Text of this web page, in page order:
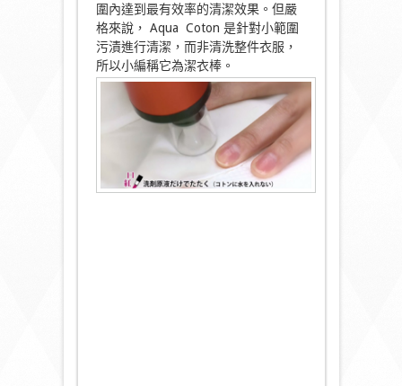
圍內達到最有效率的清潔效果。但嚴
格來說， Aqua Coton 是針對小範圍
污漬進行清潔，而非清洗整件衣服，
所以小編稱它為潔衣棒。